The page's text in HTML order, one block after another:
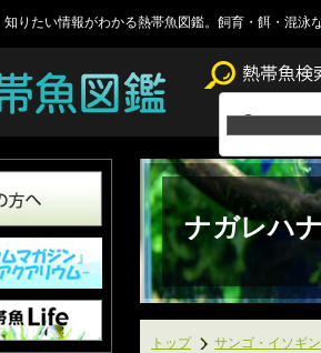
知りたい情報がわかる熱帯魚図鑑。飼育・餌・混泳
ナガレハ
トップ サンゴ・イソギ